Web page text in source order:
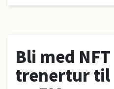
Bli med NFT
trenertur til